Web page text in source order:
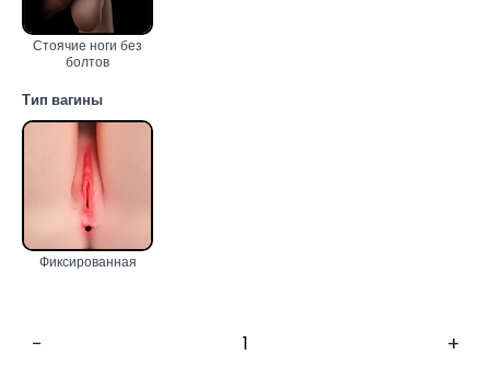
Стоячие ноги без
болтов
Тип вагины
Фиксированная
− +